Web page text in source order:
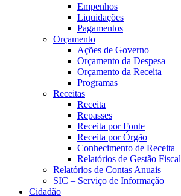
Empenhos
Liquidações
Pagamentos
Orçamento
Ações de Governo
Orçamento da Despesa
Orçamento da Receita
Programas
Receitas
Receita
Repasses
Receita por Fonte
Receita por Órgão
Conhecimento de Receita
Relatórios de Gestão Fiscal
Relatórios de Contas Anuais
SIC – Serviço de Informação
Cidadão